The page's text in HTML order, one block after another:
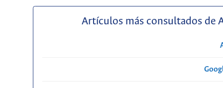
Artículos más consultados de